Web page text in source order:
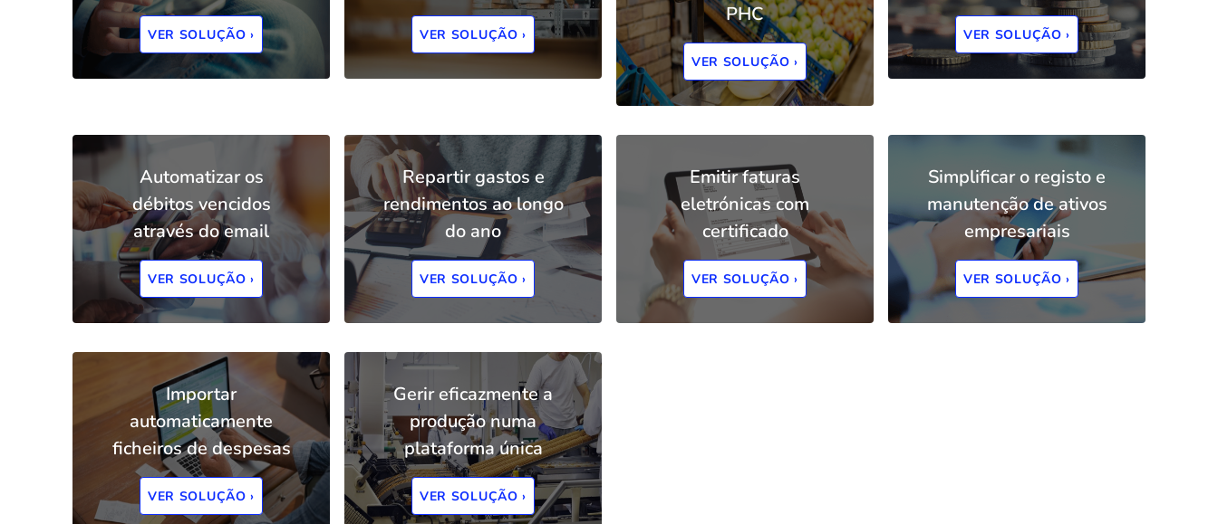
VER SOLUÇÃO › VER SOLUÇÃO ›
PHC
VER SOLUÇÃO ›
VER SOLUÇÃO ›
Automatizar os
débitos vencidos
através do email
VER SOLUÇÃO ›
Repartir gastos e
rendimentos ao longo
do ano
VER SOLUÇÃO ›
Emitir faturas
eletrónicas com
certificado
VER SOLUÇÃO ›
Simplificar o registo e
manutenção de ativos
empresariais
VER SOLUÇÃO ›
Importar
automaticamente
ficheiros de despesas
VER SOLUÇÃO ›
Gerir eficazmente a
produção numa
plataforma única
VER SOLUÇÃO ›